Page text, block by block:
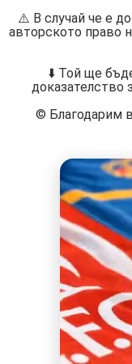
⚠️ В случай че е
авторското право
⬇️ Той ще
доказателство
©️ Благодарим